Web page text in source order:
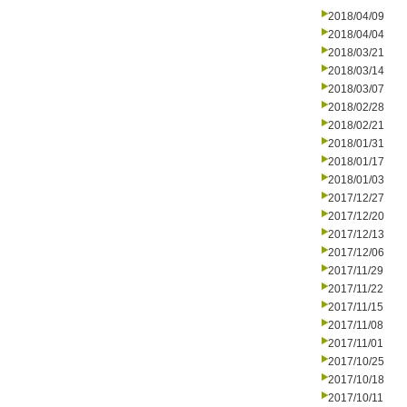
2018/04/09
2018/04/04
2018/03/21
2018/03/14
2018/03/07
2018/02/28
2018/02/21
2018/01/31
2018/01/17
2018/01/03
2017/12/27
2017/12/20
2017/12/13
2017/12/06
2017/11/29
2017/11/22
2017/11/15
2017/11/08
2017/11/01
2017/10/25
2017/10/18
2017/10/11